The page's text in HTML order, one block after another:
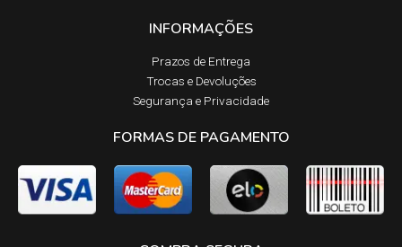
INFORMAÇÕES
Prazos de Entrega​
Trocas e Devoluções​
Segurança e Privacidade
FORMAS DE PAGAMENTO